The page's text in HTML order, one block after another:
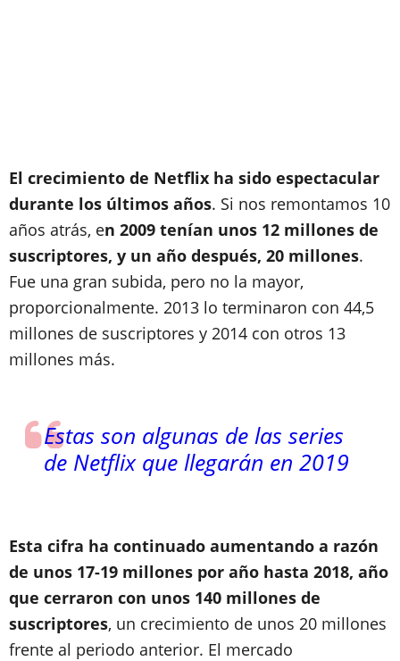
El crecimiento de Netflix ha sido espectacular
durante los últimos años. Si nos remontamos 10
años atrás, en 2009 tenían unos 12 millones de
suscriptores, y un año después, 20 millones.
Fue una gran subida, pero no la mayor,
proporcionalmente. 2013 lo terminaron con 44,5
millones de suscriptores y 2014 con otros 13
millones más.
Estas son algunas de las series
de Netflix que llegarán en 2019
Esta cifra ha continuado aumentando a razón
de unos 17-19 millones por año hasta 2018, año
que cerraron con unos 140 millones de
suscriptores, un crecimiento de unos 20 millones
frente al periodo anterior. El mercado